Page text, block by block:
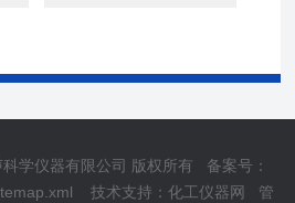
学仪器有限公司 版权所有 备案号：
技术支持：化工仪器网 管